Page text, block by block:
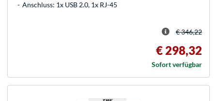
Anschluss: 1x USB 2.0, 1x RJ-45
€ 346,22
€ 298,32
Sofort verfügbar